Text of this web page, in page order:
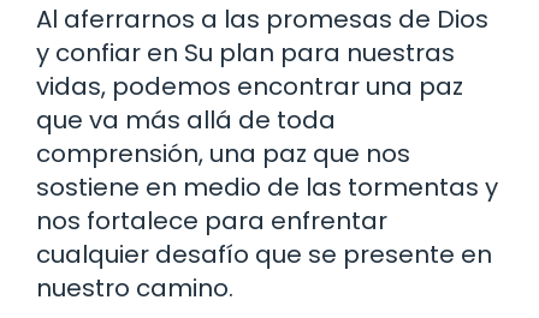
Al aferrarnos a las promesas de Dios
y confiar en Su plan para nuestras
vidas, podemos encontrar una paz
que va más allá de toda
comprensión, una paz que nos
sostiene en medio de las tormentas y
nos fortalece para enfrentar
cualquier desafío que se presente en
nuestro camino.